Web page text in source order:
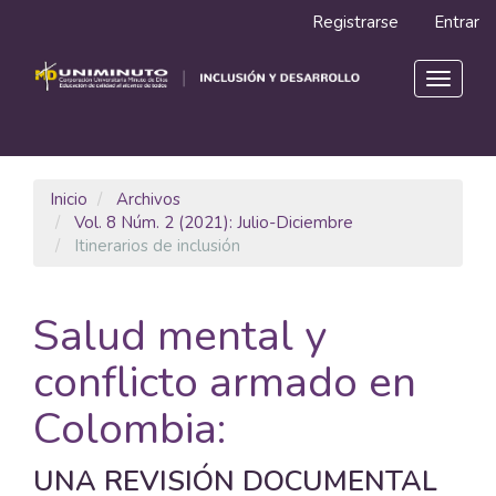
Contenido
principal
Registrarse Entrar
Toggle
Inicio
Archivos
Vol. 8 Núm. 2 (2021): Julio-Diciembre
Itinerarios de inclusión
Salud mental y
conflicto armado en
Colombia:
UNA REVISIÓN DOCUMENTAL